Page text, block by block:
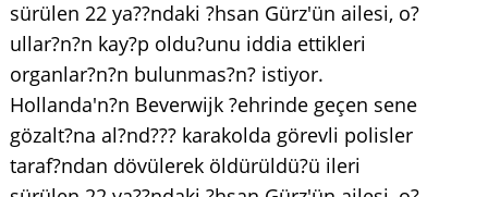
sürülen 22 ya??ndaki ?hsan Gürz'ün ailesi, o?
ullar?n?n kay?p oldu?unu iddia ettikleri
organlar?n?n bulunmas?n? istiyor.
Hollanda'n?n Beverwijk ?ehrinde geçen sene
gözalt?na al?nd??? karakolda görevli polisler
taraf?ndan dövülerek öldürüldü?ü ileri